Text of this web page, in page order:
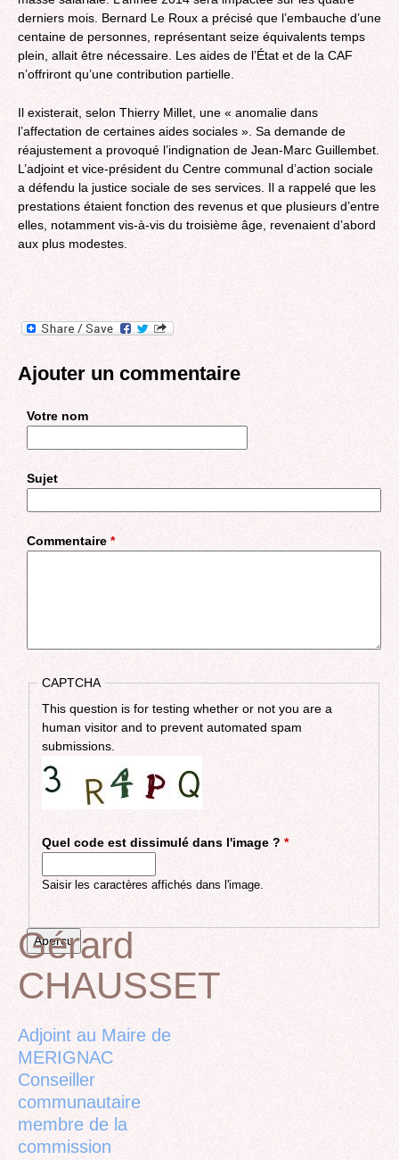
derniers mois. Bernard Le Roux a précisé que l’embauche d’une
centaine de personnes, représentant seize équivalents temps
plein, allait être nécessaire. Les aides de l’État et de la CAF
n’offriront qu’une contribution partielle.
Il existerait, selon Thierry Millet, une « anomalie dans
l’affectation de certaines aides sociales ». Sa demande de
réajustement a provoqué l’indignation de Jean-Marc Guillembet.
L’adjoint et vice-président du Centre communal d’action sociale
a défendu la justice sociale de ses services. Il a rappelé que les
prestations étaient fonction des revenus et que plusieurs d’entre
elles, notamment vis-à-vis du troisième âge, revenaient d’abord
aux plus modestes.
Ajouter un commentaire
Votre nom
Sujet
Commentaire *
CAPTCHA
This question is for testing whether or not you are a
human visitor and to prevent automated spam
submissions.
Quel code est dissimulé dans l'image ? *
Saisir les caractères affichés dans l'image.
Back
to
Gérard
CHAUSSET
Adjoint au Maire de
MERIGNAC
Conseiller
communautaire
membre de la
commission